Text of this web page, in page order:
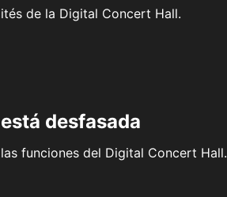
de la Digital Concert Hall.
desfasada
funciones del Digital Concert Hall.